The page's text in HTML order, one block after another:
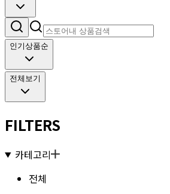
인기상품순
전체보기
FILTERS
카테고리
전체